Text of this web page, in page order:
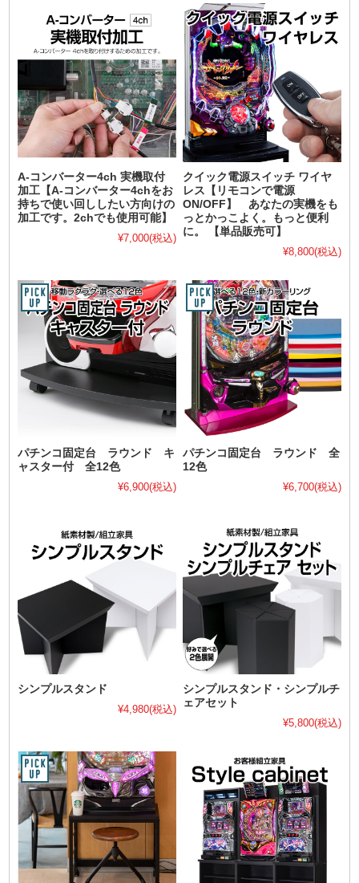
A-コンバーター4ch 実機取付
加工【A-コンバーター4chをお
持ちで使い回ししたい方向けの
加工です。2chでも使用可能】
¥7,000(税込)
クイック電源スイッチ ワイヤ
レス【リモコンで電源
ON/OFF】 あなたの実機をも
っとかっこよく。もっと便利
に。 【単品販売可】
¥8,800(税込)
パチンコ固定台 ラウンド キ
ャスター付 全12色
¥6,900(税込)
パチンコ固定台 ラウンド 全
12色
¥6,700(税込)
シンプルスタンド
¥4,980(税込)
シンプルスタンド・シンプルチ
ェアセット
¥5,800(税込)